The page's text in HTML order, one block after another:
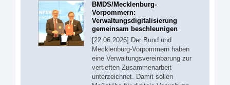
BMDS/Mecklenburg-
Vorpommern:
Verwaltungsdigitalisierung
gemeinsam beschleunigen
[22.06.2026] Der Bund und
Mecklenburg-Vorpommern haben
eine Verwaltungsvereinbarung zur
vertieften Zusammenarbeit
unterzeichnet. Damit sollen